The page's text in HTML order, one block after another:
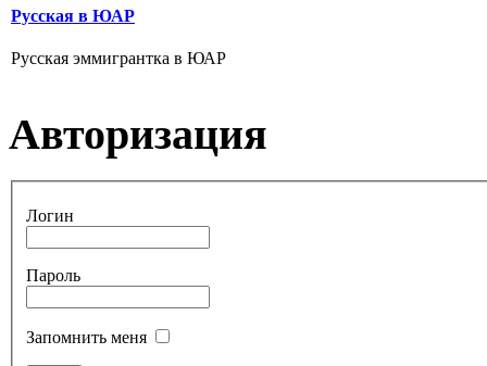
Русская в ЮАР
Русская эммигрантка в ЮАР
Авторизация
Логин
Пароль
Запомнить меня